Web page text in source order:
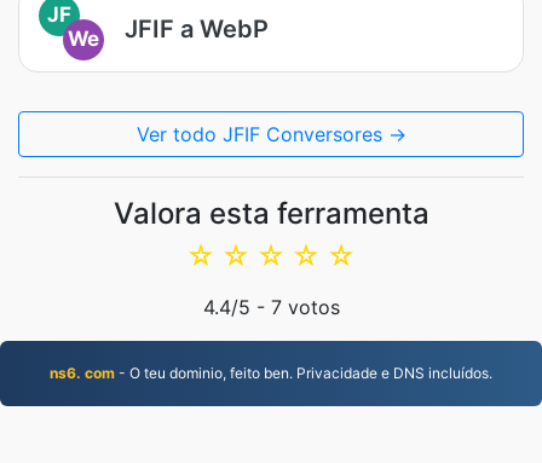
JF
We
JFIF a WebP
Ver todo JFIF Conversores →
Valora esta ferramenta
☆
☆
☆
☆
☆
4.4/5 - 7votos
ns6. com - O teu dominio, feito ben. Privacidade e DNS incluídos.